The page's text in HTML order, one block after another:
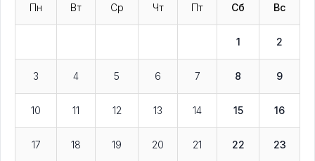
Пн Вт Ср Чт Пт Сб Вс
1 2
3 4 5 6 7 8 9
10 11 12 13 14 15 16
17 18 19 20 21 22 23